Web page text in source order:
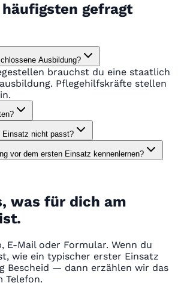
gefragt
Ausbildung?
brauchst du eine staatlich
Pflegehilfskräfte stellen
Einsatz nicht passt?
vor dem ersten Einsatz kennenlernen?
was für dich am
E-Mail oder Formular. Wenn du
wie ein typischer erster Einsatz
Bescheid — dann erzählen wir das
Telefon.